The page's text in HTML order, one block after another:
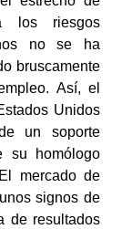
los riesgos
no se ha
bruscamente
Así, el
Unidos
un soporte
su homólogo
mercado de
signos de
de resultados